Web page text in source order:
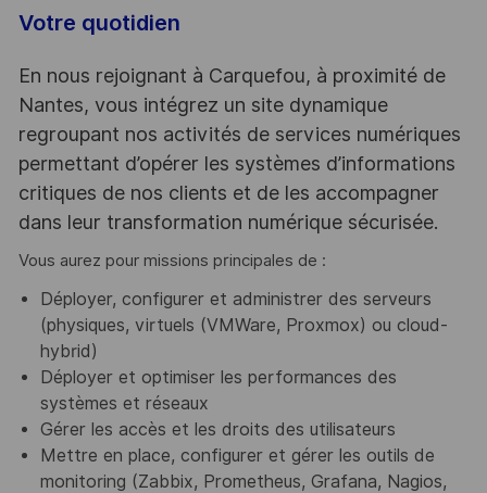
Votre quotidien
En nous rejoignant à Carquefou, à proximité de
Nantes, vous intégrez un site dynamique
regroupant nos activités de services numériques
permettant d’opérer les systèmes d’informations
critiques de nos clients et de les accompagner
dans leur transformation numérique sécurisée.
Vous aurez pour missions principales de :
Déployer, configurer et administrer des serveurs
(physiques, virtuels (VMWare, Proxmox) ou cloud-
hybrid)
Déployer et optimiser les performances des
systèmes et réseaux
Gérer les accès et les droits des utilisateurs
Mettre en place, configurer et gérer les outils de
monitoring (Zabbix, Prometheus, Grafana, Nagios,